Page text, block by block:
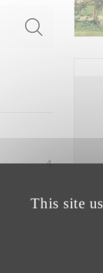
4
This site